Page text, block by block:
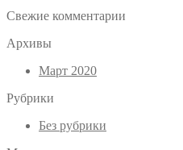
Свежие комментарии
Архивы
Март 2020
Рубрики
Без рубрики